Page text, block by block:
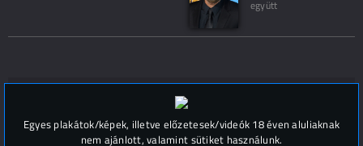
együtt
Hozzászólások (
Egyes plakátok/képek, illetve előzetesek/videók 18 éven aluliaknak
nem ajánlott, valamint sütiket használunk.